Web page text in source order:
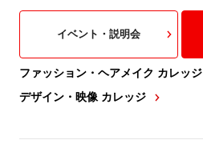
ファッション・ヘアメイク カレッジ
デザイン・映像 カレッジ
イベント・説明会